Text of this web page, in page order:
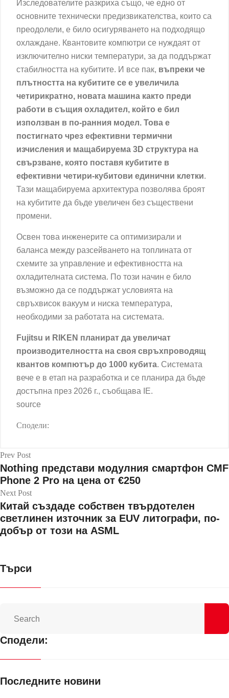
Изследователите разкриха също, че едно от
основните технически предизвикателства, които са
преодолели, е било осигуряването на подходящо
охлаждане. Квантовите компютри се нуждаят от
изключително ниски температури, за да поддържат
стабилността на кубитите. И все пак, въпреки че
плътността на кубитите се е увеличила
четирикратно, новата машина както преди
работи в същия охладител, който е бил
използван в по-ранния модел. Това е
постигнато чрез ефективни термични
изчисления и мащабируема 3D структура на
свързване, която поставя кубитите в
ефективни четири-кубитови единични клетки.
Тази мащабируема архитектура позволява броят
на кубитите да бъде увеличен без съществени
промени.
Освен това инженерите са оптимизирали и
баланса между разсейването на топлината от
схемите за управление и ефективността на
охладителната система. По този начин е било
възможно да се поддържат условията на
свръхвисок вакуум и ниска температура,
необходими за работата на системата.
Fujitsu и RIKEN планират да увеличат
производителността на своя свръхпроводящ
квантов компютър до 1000 кубита. Системата
вече е в етап на разработка и се планира да бъде
достъпна през 2026 г., съобщава IE.
source
Сподели:
Prev Post
Nothing представи модулния смартфон CMF
Phone 2 Pro на цена от €250
Next Post
Китай създаде собствен твърдотелен
светлинен източник за EUV литографи, по-
добър от този на ASML
Търси
Сподели:
Последните новини